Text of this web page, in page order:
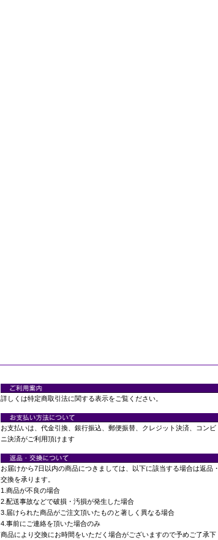
詳しくは特定商取引法に関する表示をご覧ください。
お支払いは、代金引換、銀行振込、郵便振替、クレジット決済、コンビ
ニ決済がご利用頂けます
お届けから7日以内の商品につきましては、以下に該当する場合は返品・
交換を承ります。
1.商品が不良の場合
2.配送事故などで破損・汚損が発生した場合
3.届けられた商品がご注文頂いたものと著しく異なる場合
4.事前にご連絡を頂いた場合のみ
商品により交換にお時間をいただく場合がございますので予めご了承下